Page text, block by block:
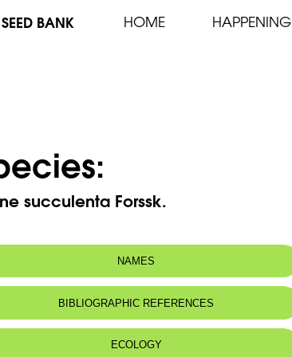
SEED BANK HOME HAPPENING
succulenta Forssk.
NAMES
name: Silène charnue - Succulent catchfly
name: سيلينة لحمة - خبيزة البحر - زروة
BIBLIOGRAPHIC REFERENCES
ECOLOGY